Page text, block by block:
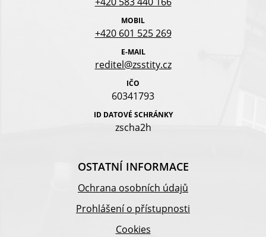
MOBIL
+420 601 525 269
E-MAIL
reditel@zsstity.cz
IČO
60341793
ID DATOVÉ SCHRÁNKY
zscha2h
OSTATNÍ INFORMACE
Ochrana osobních údajů
Prohlášení o přístupnosti
Cookies